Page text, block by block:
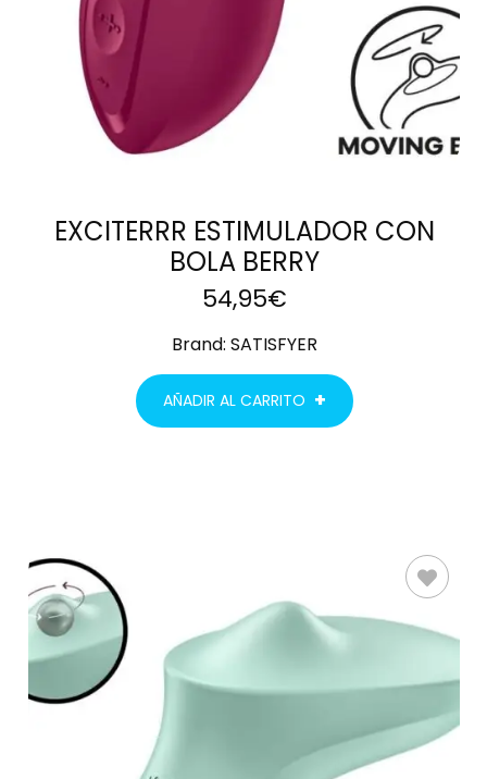
EXCITERRR ESTIMULADOR CON
BOLA BERRY
54,95€
Brand: SATISFYER
AÑADIR AL CARRITO